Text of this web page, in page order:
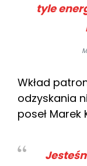
tyle
Wkład
odzyskania
poseł Marek